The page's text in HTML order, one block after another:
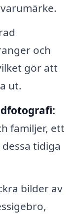
och
gör att
ut.
familjer, ett
tidiga
bilder av